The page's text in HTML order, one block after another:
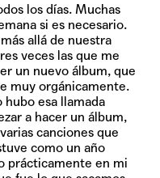
los días. Muchas
si es necesario.
allá de nuestra
veces las que me
un nuevo álbum, que
muy orgánicamente.
esa llamada
a hacer un álbum,
canciones que
como un año
prácticamente en mi